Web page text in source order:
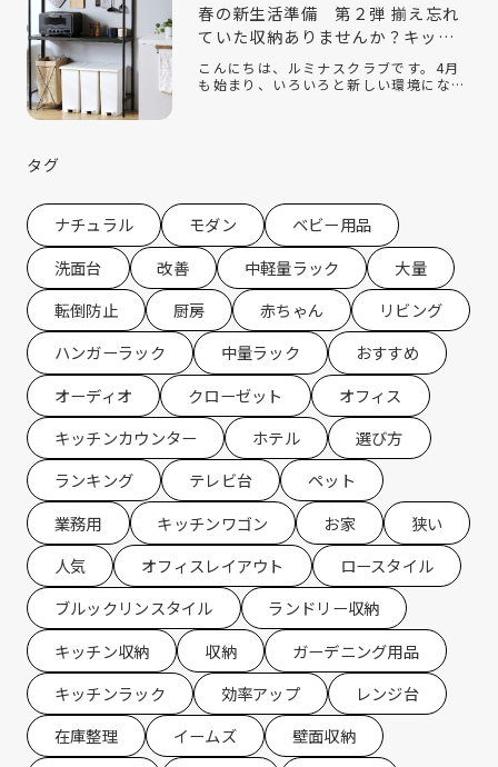
春の新生活準備 第２弾 揃え忘れ
ていた収納ありませんか？キッチ
ン収納編
こんにちは、ルミナスクラブです。4月
も始まり、いろいろと新しい環境にな
タグ
ナチュラル モダン
ベビー用品
洗面台
改善 中軽量ラック
大量
転倒防止
厨房 赤ちゃん
リビング
ハンガーラック
中量ラック
おすすめ
オーディオ
クローゼット
オフィス
キッチンカウンター
ホテル
選び方
ランキング
テレビ台
ペット
業務用
キッチンワゴン お家
狭い
人気
オフィスレイアウト
ロースタイル
ブルックリンスタイル
ランドリー収納
キッチン収納
収納
ガーデニング用品
キッチンラック
効率アップ
レンジ台
在庫整理
イームズ
壁面収納